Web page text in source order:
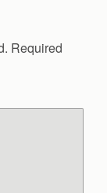
Required